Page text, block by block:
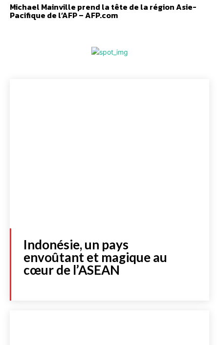
Michael Mainville prend la tête de la région Asie-
Pacifique de l’AFP – AFP.com
Indonésie, un pays
envoûtant et magique au
cœur de l’ASEAN